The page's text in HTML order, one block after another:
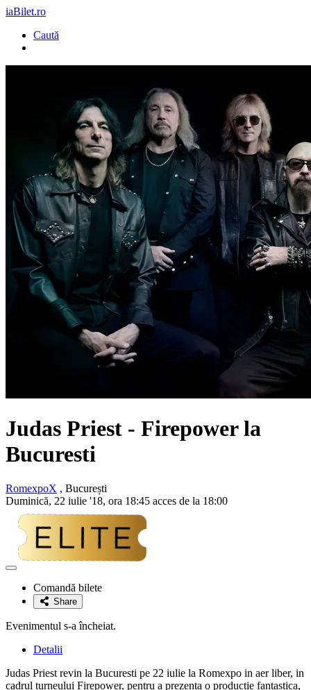
iaBilet.ro
Caută
Judas Priest - Firepower la
Bucuresti
RomexpoX , București
Duminică, 22 iulie '18, ora 18:45 acces de la 18:00
Adaugă
favoriteComandă bilete
Share
Evenimentul s-a încheiat.
Detalii
Judas Priest revin la Bucuresti pe 22 iulie la Romexpo in aer liber, in
cadrul turneului Firepower, pentru a prezenta o productie fantastica,